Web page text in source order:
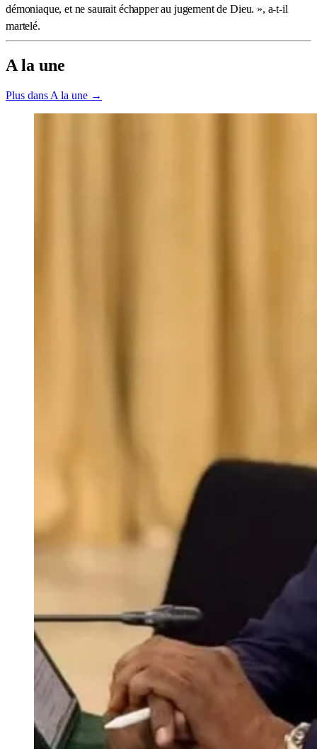
démoniaque, et ne saurait échapper au jugement de Dieu. », a-t-il
martelé.
A la une
Plus dans A la une →